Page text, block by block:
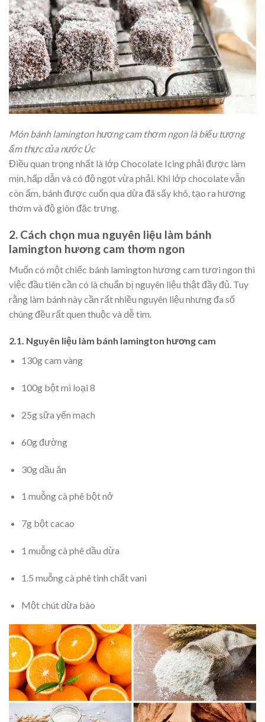
Món bánh lamington hương cam thơm ngon là biểu tượng
ẩm thực của nước Úc
Điều quan trọng nhất là lớp Chocolate Icing phải được làm
mịn, hấp dẫn và có độ ngọt vừa phải. Khi lớp chocolate vẫn
còn ẩm, bánh được cuốn qua dừa đã sấy khô, tạo ra hương
thơm và độ giòn đặc trưng.
2. Cách chọn mua nguyên liệu làm bánh
lamington hương cam thơm ngon
Muốn có một chiếc bánh lamington hương cam tươi ngon thì
việc đầu tiên cần có là chuẩn bị nguyên liệu thật đầy đủ. Tuy
rằng làm bánh này cần rất nhiều nguyên liệu nhưng đa số
chúng đều rất quen thuộc và dễ tìm.
2.1. Nguyên liệu làm bánh lamington hương cam
130g cam vàng
100g bột mì loại 8
25g sữa yến mạch
60g đường
30g dầu ăn
1 muỗng cà phê bột nở
7g bột cacao
1 muỗng cà phê dầu dừa
1.5 muỗng cà phê tinh chất vani
Một chút dừa bào